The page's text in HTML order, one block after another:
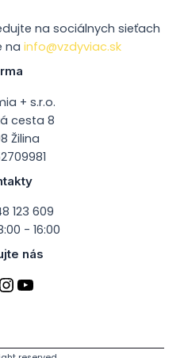
na sociálnych sieťach
na info@vzdyviac.sk
+ s.r.o.
cesta 8
Žilina
123 609
- 16:00
nás